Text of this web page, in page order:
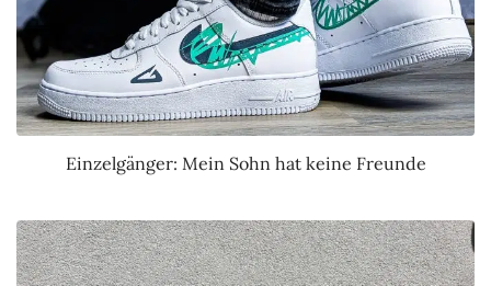
Einzelgänger: Mein Sohn hat keine Freunde